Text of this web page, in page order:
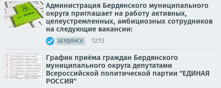
Администрация Бердянского муниципального
округа приглашает на работу активных,
целеустремленных, амбициозных сотрудников
на следующие вакансии:
БЕРДЯНСК 12:13
График приёма граждан Бердянского
муниципального округа депутатами
Всероссийской политической партии "ЕДИНАЯ
РОССИЯ"